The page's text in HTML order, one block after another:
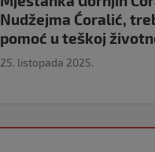
Nudžejma Ćoralić,
pomoć u teškoj
25. listopada 2025.